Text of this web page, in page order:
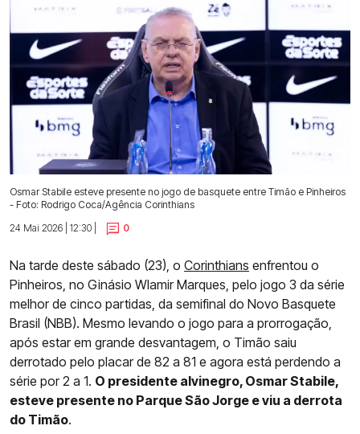
Osmar Stabile esteve presente no jogo de basquete entre Timão e Pinheiros
- Foto: Rodrigo Coca/Agência Corinthians
24 Mai 2026 | 12:30 |
0
Na tarde deste sábado (23), o Corinthians enfrentou o
Pinheiros, no Ginásio Wlamir Marques, pelo jogo 3 da série
melhor de cinco partidas, da semifinal do Novo Basquete
Brasil (NBB). Mesmo levando o jogo para a prorrogação,
após estar em grande desvantagem, o Timão saiu
derrotado pelo placar de 82 a 81 e agora está perdendo a
série por 2 a 1. O presidente alvinegro, Osmar Stabile,
esteve presente no Parque São Jorge e viu a derrota
do Timão.